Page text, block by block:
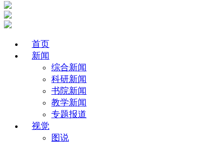
首页
新闻
综合新闻
科研新闻
书院新闻
教学新闻
专题报道
视觉
图说